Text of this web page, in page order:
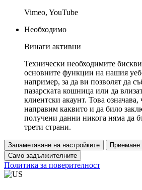
Vimeo, YouTube
Необходимо
Винаги активни
Технически необходимите
основните функции на нашия
например, за да ви позволят да
пазарската кошница или да
клиентски акаунт. Това
направим каквито и да било
получени данни никога няма да
трети страни.
Запаметяване на настройките
Приемане
Само задължителните
Политика за поверителност